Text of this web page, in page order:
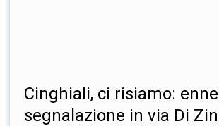
Cinghiali, ci risiamo:
segnalazione in via Di